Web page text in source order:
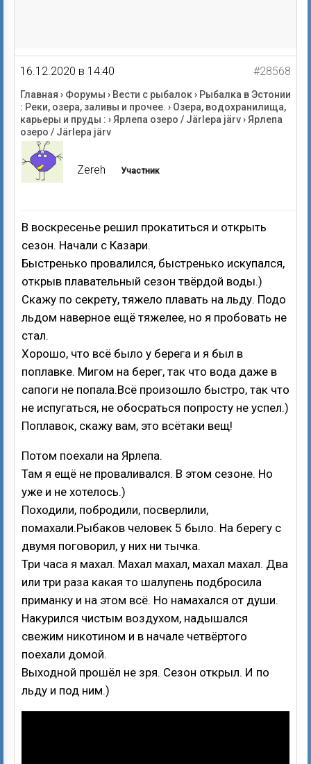
16.12.2020 в 14:40 #28568
Главная › Форумы › Вести с рыбалок› Рыбалка в Эстонии
: Реки, озера, заливы и прочее. › Озера, водохранилища,
карьеры и пруды : › Ярлепа озеро / Järlepa järv› Ярлепа
озеро / Järlepa järv
Zereh Участник
В воскресенье решил прокатиться и открыть
сезон. Начали с Казари.
Быстренько провалился, быстренько искупался,
открыв плавательный сезон твёрдой воды.)
Скажу по секрету, тяжело плавать на льду. Подо
льдом наверное ещё тяжелее, но я пробовать не
стал.
Хорошо, что всё было у берега и я был в
поплавке. Мигом на берег, так что вода даже в
сапоги не попала.Всё произошло быстро, так что
не испугаться, не обосраться попросту не успел.)
Поплавок, скажу вам, это всётаки вещ!
Потом поехали на Ярлепа.
Там я ещё не проваливался. В этом сезоне. Но
уже и не хотелось.)
Походили, побродили, посверлили,
помахали.Рыбаков человек 5 было. На берегу с
двумя поговорил, у них ни тычка.
Три часа я махал. Махал махал, махал махал. Два
или три раза какая то шалупень подбросила
приманку и на этом всё. Но намахался от души.
Накурился чистым воздухом, надышался
свежим никотином и в начале четвёртого
поехали домой.
Выходной прошёл не зря. Сезон открыл. И по
льду и под ним.)